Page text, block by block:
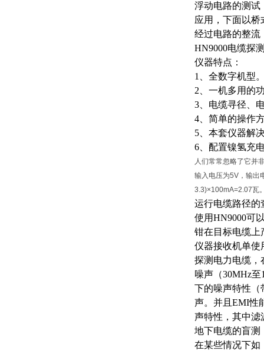
浮动电路的测试
应用，下面以
经过电路的整流
HN9000电缆探
仪器特点：
1、全数字机型
2、一机多用的
3、电缆寻径、
4、简单的操作
5、本套仪器解
6、配置镍氢充
人们常常忽略了它并
输入电压为5V，输出
3.3)×100mA=2.07瓦
运行电缆路径的
使用HN9000可
钳在目标电缆上
仪器接收机单使
探测电力电缆，
噪声（30MHz
下的噪声特性（
声。并且EMI性
声特性，其中滤
地下电缆的盲测
在某些情况下如